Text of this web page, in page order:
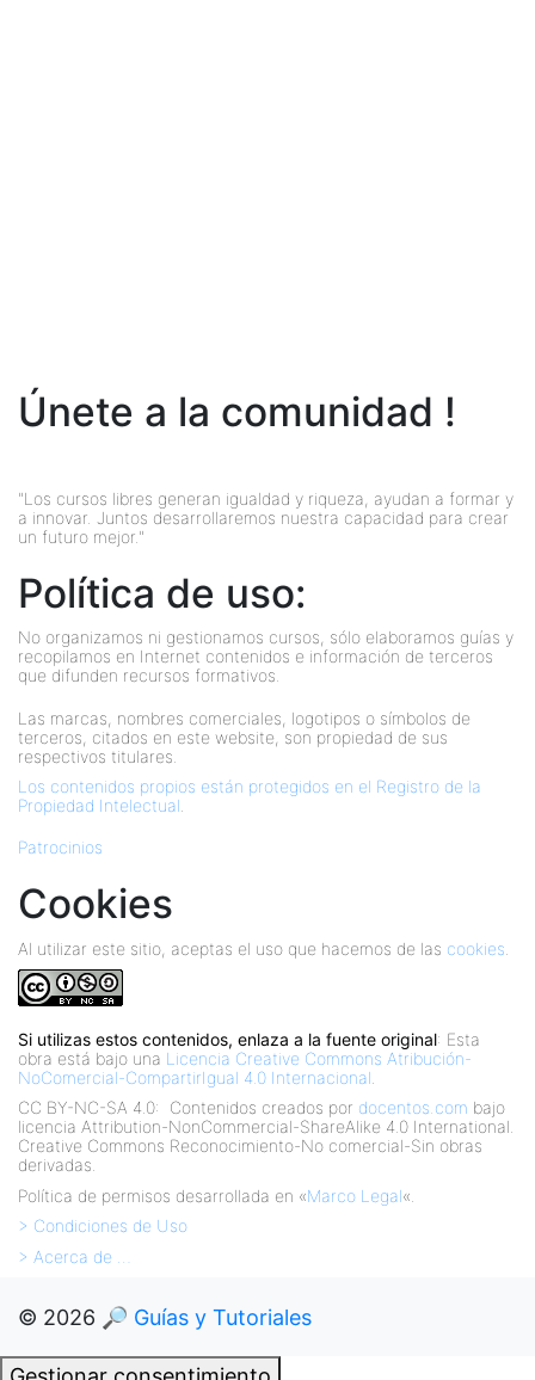
Únete a la comunidad !
"Los cursos libres generan igualdad y riqueza, ayudan a formar y
a innovar. Juntos desarrollaremos nuestra capacidad para crear
un futuro mejor."
Política de uso:
No organizamos ni gestionamos cursos, sólo elaboramos guías y
recopilamos en Internet contenidos e información de terceros
que difunden recursos formativos.
Las marcas, nombres comerciales, logotipos o símbolos de
terceros, citados en este website, son propiedad de sus
respectivos titulares.
Los contenidos propios están protegidos en el Registro de la
Propiedad Intelectual
Patrocinios
Cookies
Al utilizar este sitio, aceptas el uso que hacemos de las cookies
Si utilizas estos contenidos, enlaza a la fuente original: Esta
obra está bajo una Licencia Creative Commons Atribución-
NoComercial-CompartirIgual 4.0 Internacional
CC BY-NC-SA 4.0: Contenidos creados por docentos.com bajo
licencia Attribution-NonCommercial-ShareAlike 4.0 International.
Creative Commons Reconocimiento-No comercial-Sin obras
derivadas.
Política de permisos desarrollada en «Marco Legal«.
> Condiciones de Uso
> Acerca de …
© 2026 🔎 Guías y Tutoriales